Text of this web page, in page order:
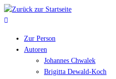
Zur Person
Autoren
Johannes Chwalek
Brigitta Dewald-Koch